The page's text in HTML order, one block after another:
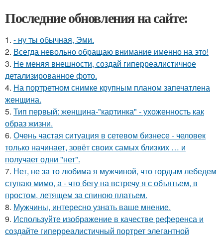
Последние обновления на сайте:
1. - ну ты обычная, Эми.
2. Всегда невольно обращаю внимание именно на это!
3. Не меняя внешности, создай гиперреалистичное
детализированное фото.
4. На портретном снимке крупным планом запечатлена
женщина.
5. Тип первый: женщина-"картинка" - ухоженность как
образ жизни.
6. Очень частая ситуация в сетевом бизнесе - человек
только начинает, зовёт своих самых близких … и
получает одни "нет".
7. Нет, не за то любима я мужчиной, что гордым лебедем
ступаю мимо, а - что бегу на встречу я с объятьем, в
простом, летящем за спиною платьем.
8. Мужчины, интересно узнать ваше мнение.
9. Используйте изображение в качестве референса и
создайте гиперреалистичный портрет элегантной